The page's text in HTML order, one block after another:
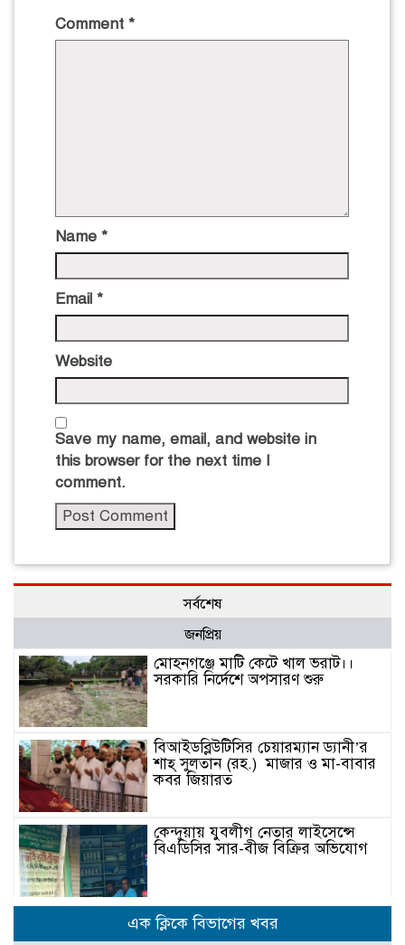
Comment *
Name *
Email *
Website
Save my name, email, and website in
this browser for the next time I
comment.
সর্বশেষ
জনপ্রিয়
মোহনগঞ্জে মাটি কেটে খাল ভরাট।।
সরকারি নির্দেশে অপসারণ শুরু
বিআইডব্লিউটিসির চেয়ারম্যান ড্যানী’র
শাহ্ সুলতান (রহ.) মাজার ও মা-বাবার
কবর জিয়ারত
কেন্দুয়ায় যুবলীগ নেতার লাইসেন্সে
বিএডিসির সার-বীজ বিক্রির অভিযোগ
মোহনগঞ্জের পাইলট স্কুলের এডহক
কমিটির সভাপতি জাহাঙ্গীর আলম ভিপি
এক ক্লিকে বিভাগের খবর